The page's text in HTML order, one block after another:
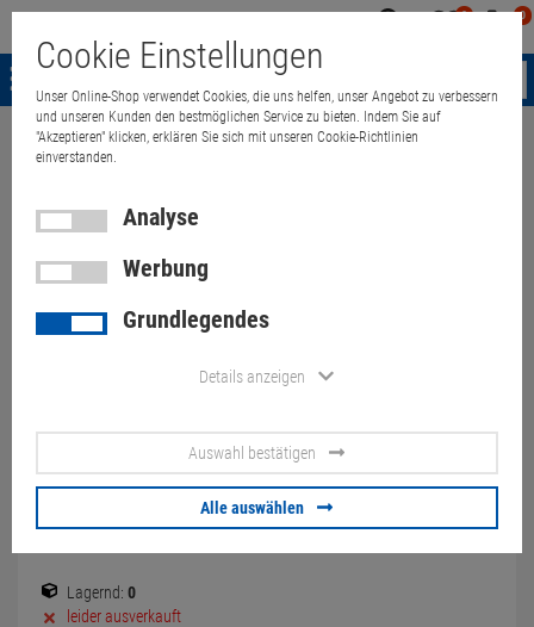
0 0
Menü
Weiter einkaufen
HP ProBook 640 G2 i5 6200U
16GB 500GB SSD englisch
(Akku 80%)
159,00 €
Lagernd: 0
leider ausverkauft
Cookie Einstellungen
Unser Online-Shop verwendet Cookies, die uns helfen, unser Angebot zu verbessern
und unseren Kunden den bestmöglichen Service zu bieten. Indem Sie auf
"Akzeptieren" klicken, erklären Sie sich mit unseren Cookie-Richtlinien
einverstanden.
Analyse
Werbung
Grundlegendes
Details anzeigen
Auswahl bestätigen
Alle auswählen